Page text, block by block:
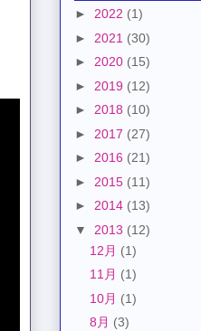
► 2022 (1)
► 2021 (30)
► 2020 (15)
► 2019 (12)
► 2018 (10)
► 2017 (27)
► 2016 (21)
► 2015 (11)
► 2014 (13)
▼ 2013 (12)
12月 (1)
11月 (1)
10月 (1)
8月 (3)